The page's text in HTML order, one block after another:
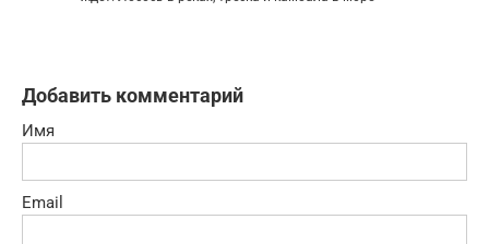
Добавить комментарий
Имя
Email